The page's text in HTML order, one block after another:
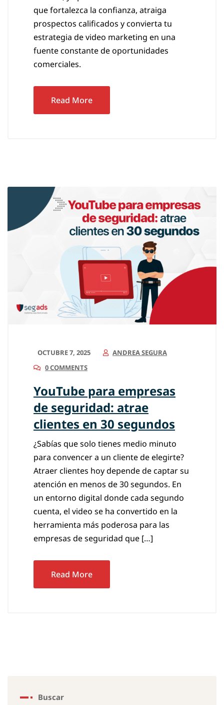
que fortalezca la confianza, atraiga
prospectos calificados y convierta tu
estrategia de video marketing en una
fuente constante de oportunidades
comerciales.
Read More
OCTUBRE 7, 2025
ANDREA SEGURA
0 COMMENTS
YouTube para empresas
de seguridad: atrae
clientes en 30 segundos
¿Sabías que solo tienes medio minuto
para convencer a un cliente de elegirte?
Atraer clientes hoy depende de captar su
atención en menos de 30 segundos. En
un entorno digital donde cada segundo
cuenta, el video se ha convertido en la
herramienta más poderosa para las
empresas de seguridad que […]
Read More
Buscar